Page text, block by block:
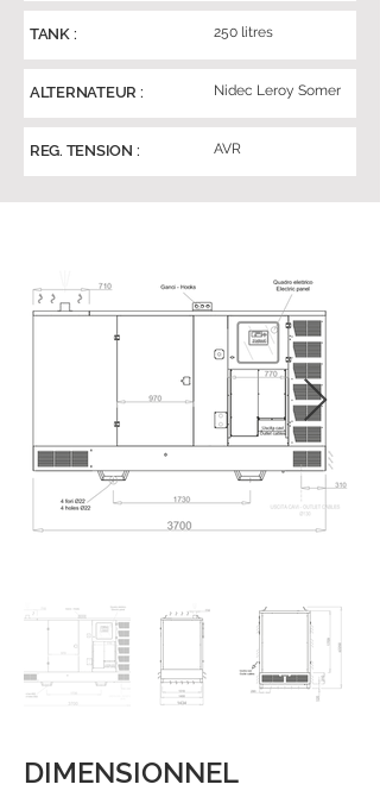
TANK : 250 litres
ALTERNATEUR : Nidec Leroy Somer
REG. TENSION : AVR
DIMENSIONNEL